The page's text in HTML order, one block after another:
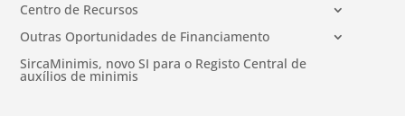
Centro de Recursos
Outras Oportunidades de Financiamento
SircaMinimis, novo SI para o Registo Central de
auxílios de minimis